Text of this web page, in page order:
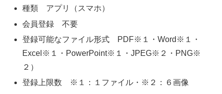
種類 アプリ（スマホ）
会員登録 不要
登録可能なファイル形式 PDF※１・Word※１・
Excel※１・PowerPoint※１・JPEG※２・PNG※
２）
登録上限数 ※１：１ファイル・※２：６画像